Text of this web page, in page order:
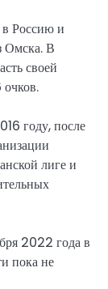
Россию и
Омска. В
своей
году, после
лиге и
2022 года в
пока не